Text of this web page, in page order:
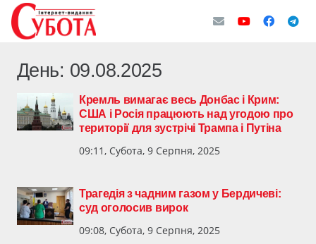
День: 09.08.2025
Кремль вимагає весь Донбас і Крим:
США і Росія працюють над угодою про
території для зустрічі Трампа і Путіна
09:11, Субота, 9 Серпня, 2025
Трагедія з чадним газом у Бердичеві:
суд оголосив вирок
09:08, Субота, 9 Серпня, 2025